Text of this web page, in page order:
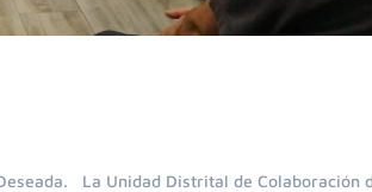
La Unidad Distrital de Colaboración